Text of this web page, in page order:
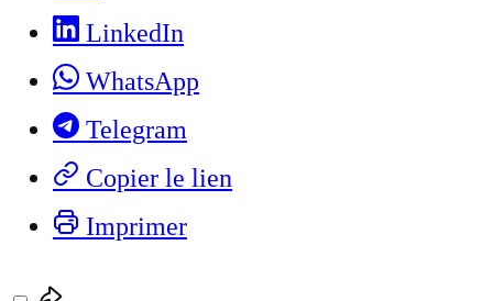
LinkedIn
WhatsApp
Telegram
Copier le lien
Imprimer